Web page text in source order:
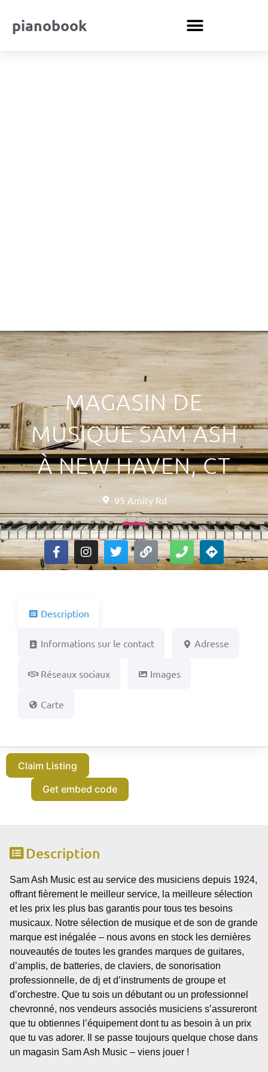
pianobook
MAGASIN DE
MUSIQUE SAM ASH
À NEW HAVEN, CT
95 Amity Rd
Description
Informations sur le contact Adresse
Réseaux sociaux Images
Carte
Claim Listing
Get embed code
Description
Sam Ash Music est au service des musiciens depuis 1924,
offrant fièrement le meilleur service, la meilleure sélection
et les prix les plus bas garantis pour tous tes besoins
musicaux. Notre sélection de musique et de son de grande
marque est inégalée – nous avons en stock les dernières
nouveautés de toutes les grandes marques de guitares,
d’amplis, de batteries, de claviers, de sonorisation
professionnelle, de dj et d’instruments de groupe et
d’orchestre. Que tu sois un débutant ou un professionnel
chevronné, nos vendeurs associés musiciens s’assureront
que tu obtiennes l’équipement dont tu as besoin à un prix
que tu vas adorer. Il se passe toujours quelque chose dans
un magasin Sam Ash Music – viens jouer !